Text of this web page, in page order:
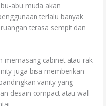
abu muda akan
terlalu banyak
terasa sempit dan
memasang cabinet atau rak
juga bisa memberikan
vanity yang
desain compact atau wall-